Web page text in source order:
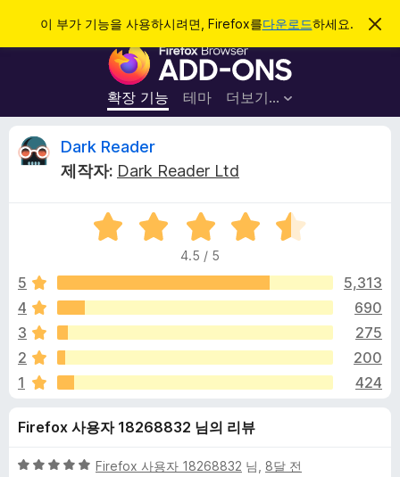
이 부가 기능을 사용하시려면, Firefox를다운로드하세요.
이
림
F
r
e
x
라
우
저
부
기
능
확장 기능 테마 더보기…
로그인
D
k
R
e
a
d
Dark Reader
제작자: Dark Reader Ltd
5
점
점
4
5
4.5 / 5
5
5,313
4
690
3
275
2
200
1
424
Firefox 사용자 18268832 님의 리뷰
5
Firefox 사용자 18268832 님, 8달 전